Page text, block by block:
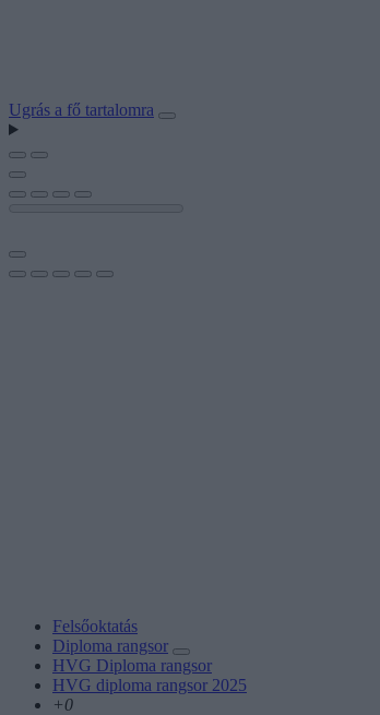
Ugrás a fő tartalomra
Felsőoktatás
Diploma rangsor
HVG Diploma rangsor
HVG diploma rangsor 2025
+0